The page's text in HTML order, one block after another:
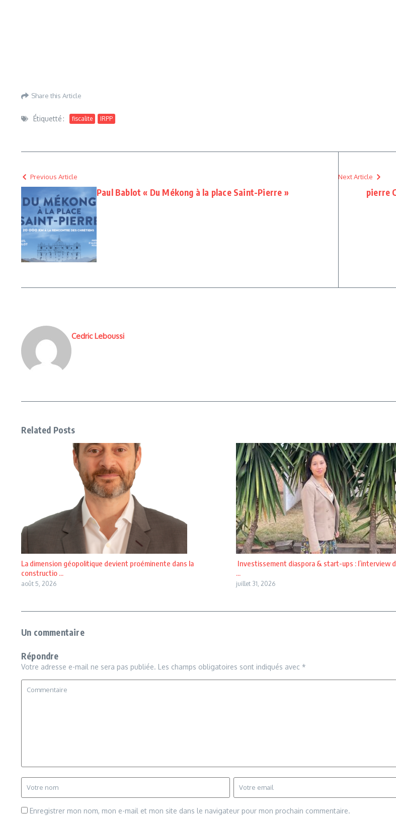
Share this Article
Étiquetté : fiscalite IRPP
Previous Article
Paul Bablot « Du Mékong à la place Saint-Pierre »
Next Article
pierre
Cedric Leboussi
Related Posts
La dimension géopolitique devient proéminente dans la
constructio ...
août 5, 2026
Investissement diaspora & start-ups : l’interview
...
juillet 31, 2026
Un commentaire
Répondre
Votre adresse e-mail ne sera pas publiée. Les champs obligatoires sont indiqués avec *
Enregistrer mon nom, mon e-mail et mon site dans le navigateur pour mon prochain commentaire.